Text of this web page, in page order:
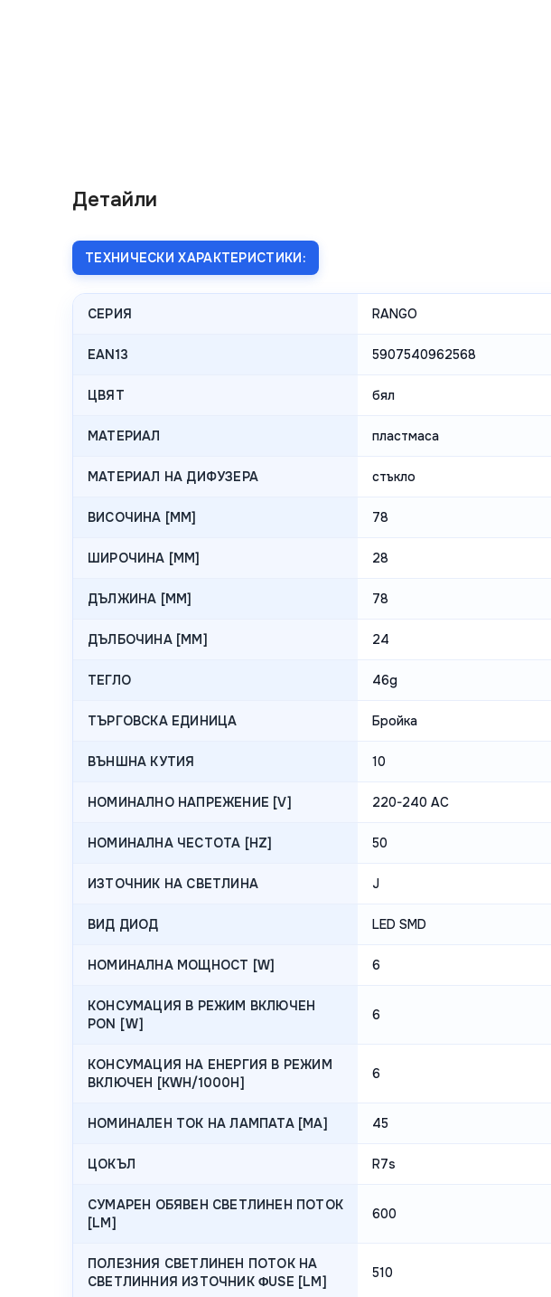
Детайли
ТЕХНИЧЕСКИ ХАРАКТЕРИСТИКИ:
СЕРИЯ RANGO
EAN13 5907540962568
ЦВЯТ бял
МАТЕРИАЛ пластмаса
МАТЕРИАЛ НА ДИФУЗЕРА стъкло
ВИСОЧИНА [MM] 78
ШИРОЧИНА [MM] 28
ДЪЛЖИНА [MM] 78
ДЪЛБОЧИНА [MM] 24
ТЕГЛО 46g
ТЪРГОВСКА ЕДИНИЦА Бройка
ВЪНШНА КУТИЯ 10
НОМИНАЛНО НАПРЕЖЕНИЕ [V] 220-240 AC
НОМИНАЛНА ЧЕСТОТА [HZ] 50
ИЗТОЧНИК НА СВЕТЛИНА J
ВИД ДИОД LED SMD
НОМИНАЛНА МОЩНОСТ [W] 6
КОНСУМАЦИЯ В РЕЖИМ ВКЛЮЧЕН
PON [W]
6
КОНСУМАЦИЯ НА ЕНЕРГИЯ В РЕЖИМ
ВКЛЮЧЕН [KWH/1000H]
6
НОМИНАЛЕН ТОК НА ЛАМПАТА [MA] 45
ЦОКЪЛ R7s
СУМАРЕН ОБЯВЕН СВЕТЛИНЕН ПОТОК
[LM]
600
ПОЛЕЗНИЯ СВЕТЛИНЕН ПОТОК НА
СВЕТЛИННИЯ ИЗТОЧНИК ΦUSE [LM]
510